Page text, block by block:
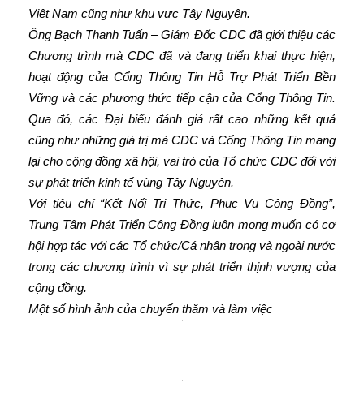
Việt Nam cũng như khu vực Tây Nguyên.
Ông Bạch Thanh Tuấn – Giám Đốc CDC đã giới thiệu các
Chương trình mà CDC đã và đang triển khai thực hiện,
hoạt động của Cổng Thông Tin Hỗ Trợ Phát Triển Bền
Vững và các phương thức tiếp cận của Cổng Thông Tin.
Qua đó, các Đại biểu đánh giá rất cao những kết quả
cũng như những giá trị mà CDC và Cổng Thông Tin mang
lại cho cộng đồng xã hội, vai trò của Tổ chức CDC đối với
sự phát triển kinh tế vùng Tây Nguyên.
Với tiêu chí “Kết Nối Tri Thức, Phục Vụ Cộng Đồng”,
Trung Tâm Phát Triển Cộng Đồng luôn mong muốn có cơ
hội hợp tác với các Tổ chức/Cá nhân trong và ngoài nước
trong các chương trình vì sự phát triển thịnh vượng của
cộng đồng.
Một số hình ảnh của chuyến thăm và làm việc